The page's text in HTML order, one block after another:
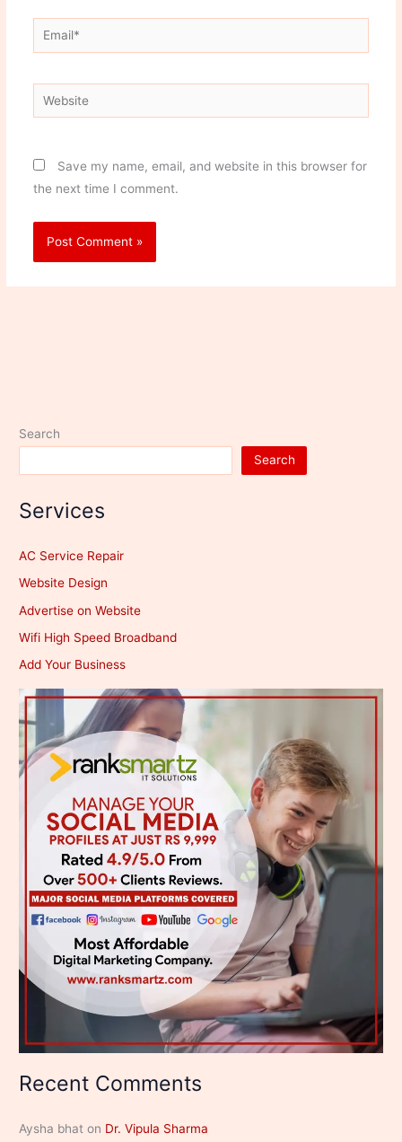
Email*
Website
Save my name, email, and website in this browser for
the next time I comment.
Search
Search
Services
AC Service Repair
Website Design
Advertise on Website
Wifi High Speed Broadband
Add Your Business
Recent Comments
Aysha bhat on Dr. Vipula Sharma